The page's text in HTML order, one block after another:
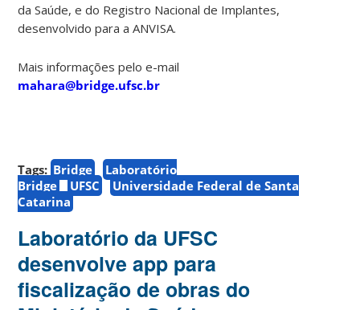
da Saúde, e do Registro Nacional de Implantes,
desenvolvido para a ANVISA.
Mais informações pelo e-mail
mahara@bridge.ufsc.br
Tags: Bridge
Laboratório
Bridge
UFSC
Universidade Federal de Santa
Catarina
Laboratório da UFSC
desenvolve app para
fiscalização de obras do